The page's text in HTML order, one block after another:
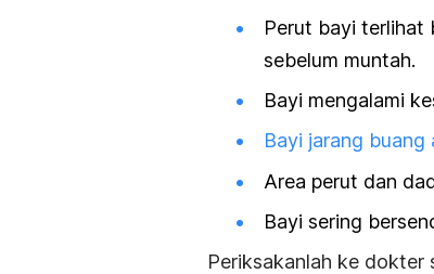
Perut bayi terlihat
sebelum muntah.
Bayi mengalami
Bayi jarang buang
Area perut dan
Bayi sering
Periksakanlah ke dokter